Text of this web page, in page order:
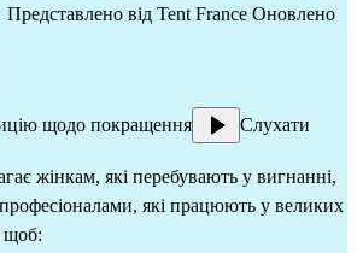
Представлено від Tent France Оновлено
щодо покращення Слухати
жінкам, які перебувають у вигнанні,
які працюють у великих
щоб: